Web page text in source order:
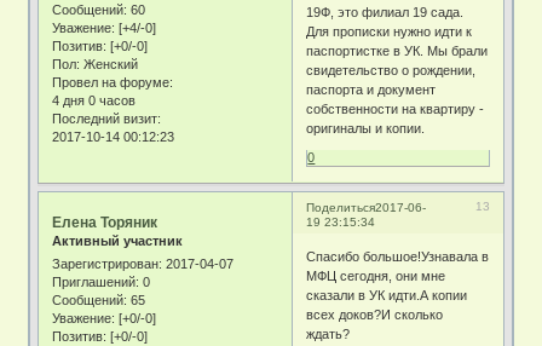
Сообщений: 60
Уважение: [+4/-0]
Позитив: [+0/-0]
Пол: Женский
Провел на форуме:
4 дня 0 часов
Последний визит:
2017-10-14 00:12:23
19Ф, это филиал 19 сада.
Для прописки нужно идти к
паспортистке в УК. Мы брали
свидетельство о рождении,
паспорта и документ
собственности на квартиру -
оригиналы и копии.
0
Поделиться 13
2017-06-
19 23:15:34
Елена Торяник
Активный участник
Зарегистрирован: 2017-04-07
Приглашений: 0
Сообщений: 65
Уважение: [+0/-0]
Позитив: [+0/-0]
Спасибо большое!Узнавала в
МФЦ сегодня, они мне
сказали в УК идти.А копии
всех доков?И сколько
ждать?